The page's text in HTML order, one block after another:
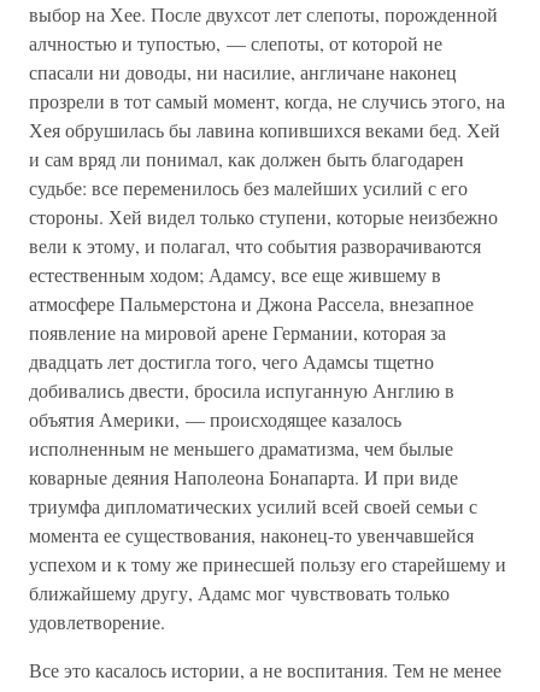
выбор на Хее. После двухсот лет слепоты, порожденной
алчностью и тупостью, — слепоты, от которой не
спасали ни доводы, ни насилие, англичане наконец
прозрели в тот самый момент, когда, не случись этого, на
Хея обрушилась бы лавина копившихся веками бед. Хей
и сам вряд ли понимал, как должен быть благодарен
судьбе: все переменилось без малейших усилий с его
стороны. Хей видел только ступени, которые неизбежно
вели к этому, и полагал, что события разворачиваются
естественным ходом; Адамсу, все еще жившему в
атмосфере Пальмерстона и Джона Рассела, внезапное
появление на мировой арене Германии, которая за
двадцать лет достигла того, чего Адамсы тщетно
добивались двести, бросила испуганную Англию в
объятия Америки, — происходящее казалось
исполненным не меньшего драматизма, чем былые
коварные деяния Наполеона Бонапарта. И при виде
триумфа дипломатических усилий всей своей семьи с
момента ее существования, наконец-то увенчавшейся
успехом и к тому же принесшей пользу его старейшему и
ближайшему другу, Адамс мог чувствовать только
удовлетворение.
Все это касалось истории, а не воспитания. Тем не менее